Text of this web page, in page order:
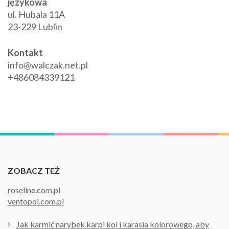
ul. Hubala 11A
23-229 Lublin
Kontakt
info@walczak.net.pl
+486084339121
ZOBACZ TEŻ
roseline.com.pl
ventopol.com.pl
Jak karmić narybek karpi koi i karasia kolorowego, aby